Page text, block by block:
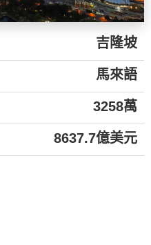
吉隆坡
馬來語
3258萬
8637.7億美元